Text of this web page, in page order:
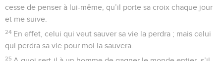
cesse de penser à lui-même, qu’il porte sa croix chaque jour
et me suive.
24 En effet, celui qui veut sauver sa vie la perdra ; mais celui
qui perdra sa vie pour moi la sauvera.
25